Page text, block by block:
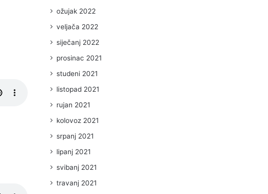
ožujak 2022
veljača 2022
siječanj 2022
prosinac 2021
studeni 2021
listopad 2021
rujan 2021
kolovoz 2021
srpanj 2021
lipanj 2021
svibanj 2021
travanj 2021